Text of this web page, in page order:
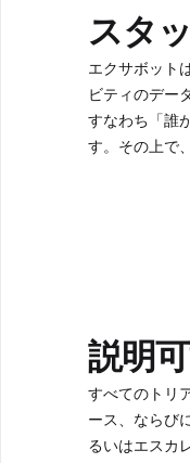
スタ
エクサボット
ビティのデー
すなわち「誰
す。その上で
説明
すべてのトリ
ース、ならび
るいはエスカ